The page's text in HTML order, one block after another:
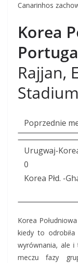
Canarinhos
Korea
Rajjan,
Poprzednie
Urugwaj-
0
Korea Płd. -
Korea
kiedy to
wyrównania, ale i
meczu fazy